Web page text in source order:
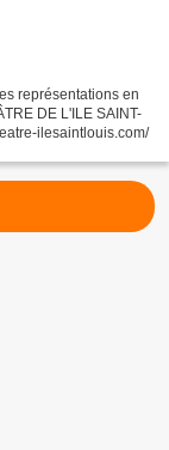
représentations en
DE L'ILE SAINT-
ilesaintlouis.com/